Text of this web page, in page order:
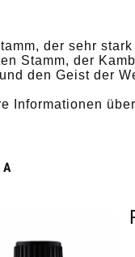
der sehr
Stamm, der
den Geist der
Informationen